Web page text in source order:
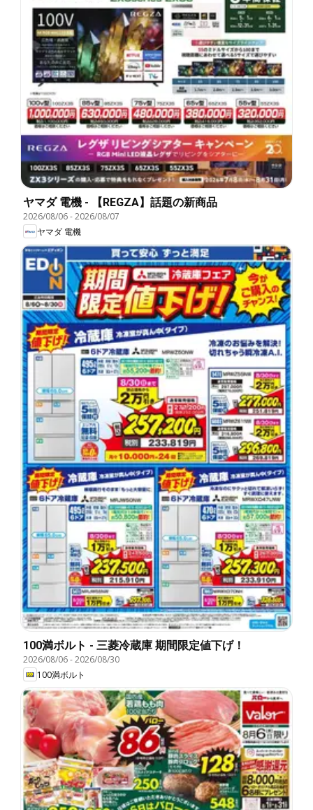
ヤマダ 電機 - 【REGZA】話題の新商品
2026/08/06-2026/08/07
ヤマダ 電機
100満ボルト - 三菱冷蔵庫 期間限定値下げ！
2026/08/06-2026/08/30
100満ボルト